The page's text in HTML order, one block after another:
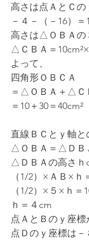
高さは点ＡとＣの
－４－（－16）＝
高さは△ＯＢＡの
△ＣＢＡ＝
よって、
四角形ＯＢＣＡ
＝△ＯＢＡ＋△Ｃ
＝10＋30＝40cm²
直線ＢＣとｙ軸
△ＯＢＡ＝△ＤＢ
△ＤＢＡの高さｈ
（1/2）×ＡＢ×ｈ
（1/2）×５×ｈ＝
ｈ＝４cm
点ＡとＢのｙ座標
点Ｄのｙ座標は－